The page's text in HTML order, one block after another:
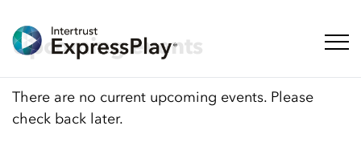
Upcoming events
There are no current upcoming events. Please
check back later.